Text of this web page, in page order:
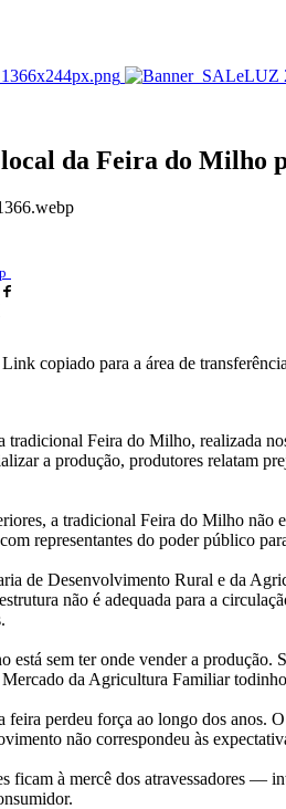
da Feira do Milho
Link copiado para a área de transferência
Feira do Milho, realizada
a produção, produtores relatam
a tradicional Feira do Milho
representantes do poder público
de Desenvolvimento Rural e da
não é adequada para a
está sem ter onde vender a
da Agricultura Familiar
feira perdeu força ao longo dos anos.
não correspondeu às
ficam à mercê dos atravessadores —